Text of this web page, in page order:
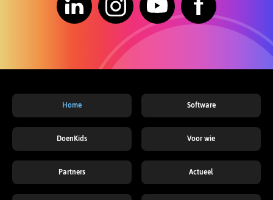
Home Software
DoenKids Voor wie
Partners Actueel